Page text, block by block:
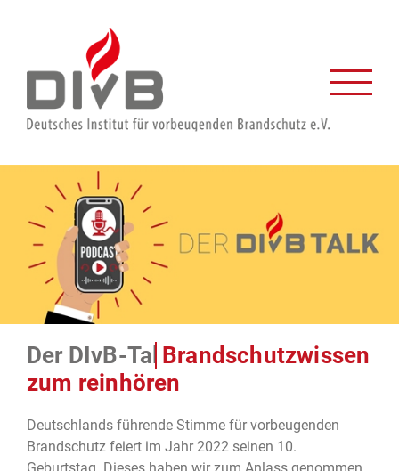
Brandschutzwissen zum
Deutschlands führende Stimme für vorbeugenden